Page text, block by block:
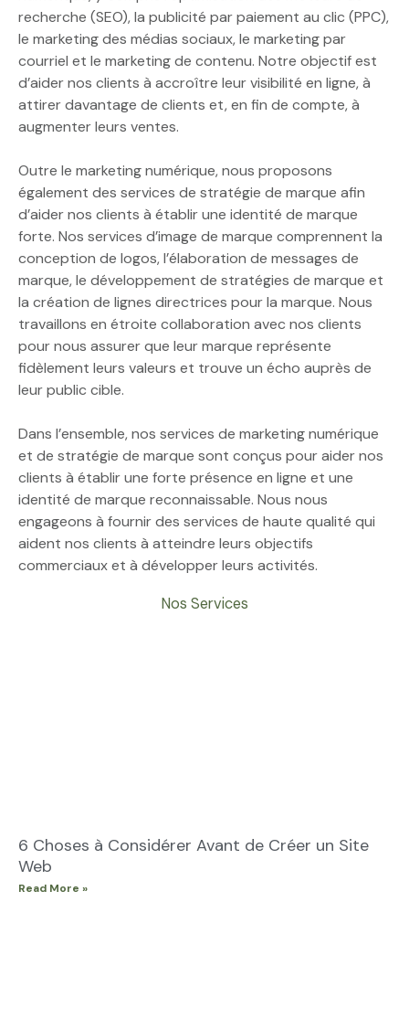
recherche (SEO), la publicité par paiement au clic (PPC),
le marketing des médias sociaux, le marketing par
courriel et le marketing de contenu. Notre objectif est
d’aider nos clients à accroître leur visibilité en ligne, à
attirer davantage de clients et, en fin de compte, à
augmenter leurs ventes.
Outre le marketing numérique, nous proposons
également des services de stratégie de marque afin
d’aider nos clients à établir une identité de marque
forte. Nos services d’image de marque comprennent la
conception de logos, l’élaboration de messages de
marque, le développement de stratégies de marque et
la création de lignes directrices pour la marque. Nous
travaillons en étroite collaboration avec nos clients
pour nous assurer que leur marque représente
fidèlement leurs valeurs et trouve un écho auprès de
leur public cible.
Dans l’ensemble, nos services de marketing numérique
et de stratégie de marque sont conçus pour aider nos
clients à établir une forte présence en ligne et une
identité de marque reconnaissable. Nous nous
engageons à fournir des services de haute qualité qui
aident nos clients à atteindre leurs objectifs
commerciaux et à développer leurs activités.
Nos Services
6 Choses à Considérer Avant de Créer un Site
Web
Read More »